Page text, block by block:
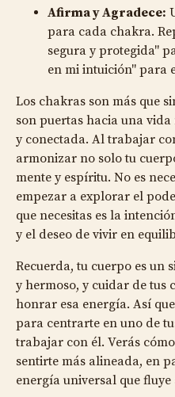
Afirma y Agradece:
para cada chakra.
segura y protegida"
en mi intuición" para
Los chakras son más que
son puertas hacia una
y conectada. Al trabajar
armonizar no solo tu
mente y espíritu. No es
empezar a explorar el
que necesitas es la
y el deseo de vivir en
Recuerda, tu cuerpo es un
y hermoso, y cuidar de tus
honrar esa energía. Así
para centrarte en uno de
trabajar con él. Verás
sentirte más alineada, en
energía universal que fluye